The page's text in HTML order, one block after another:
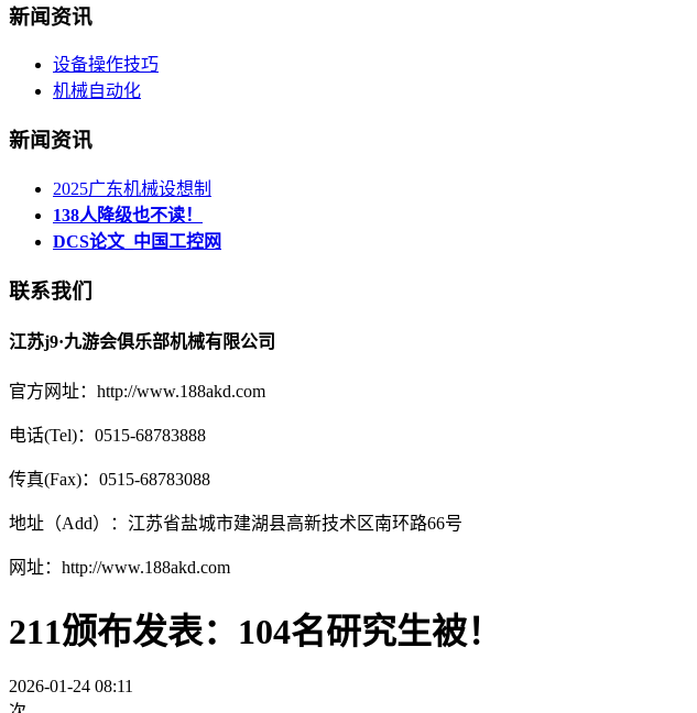
新闻资讯
设备操作技巧
机械自动化
新闻资讯
2025广东机械设想制
138人降级也不读！
DCS论文_中国工控网
联系我们
江苏j9·九游会俱乐部机械有限公司
官方网址：http://www.188akd.com
电话(Tel)：0515-68783888
传真(Fax)：0515-68783088
地址（Add）：江苏省盐城市建湖县高新技术区南环路66号
网址：http://www.188akd.com
211颁布发表：104名研究生被！
2026-01-24 08:11